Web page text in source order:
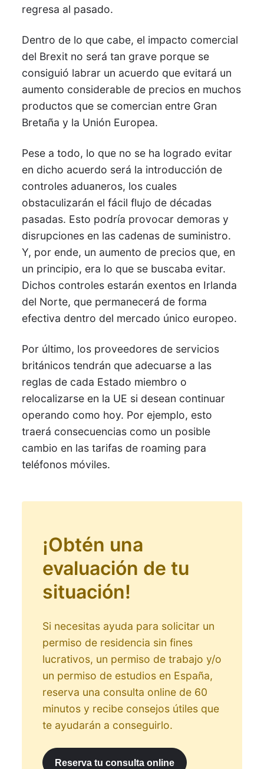
regresa al pasado.
Dentro de lo que cabe, el impacto comercial
del Brexit no será tan grave porque se
consiguió labrar un acuerdo que evitará un
aumento considerable de precios en muchos
productos que se comercian entre Gran
Bretaña y la Unión Europea.
Pese a todo, lo que no se ha logrado evitar
en dicho acuerdo será la introducción de
controles aduaneros, los cuales
obstaculizarán el fácil flujo de décadas
pasadas. Esto podría provocar demoras y
disrupciones en las cadenas de suministro.
Y, por ende, un aumento de precios que, en
un principio, era lo que se buscaba evitar.
Dichos controles estarán exentos en Irlanda
del Norte, que permanecerá de forma
efectiva dentro del mercado único europeo.
Por último, los proveedores de servicios
británicos tendrán que adecuarse a las
reglas de cada Estado miembro o
relocalizarse en la UE si desean continuar
operando como hoy. Por ejemplo, esto
traerá consecuencias como un posible
cambio en las tarifas de roaming para
teléfonos móviles.
¡Obtén una
evaluación de tu
situación!
Si necesitas ayuda para solicitar un
permiso de residencia sin fines
lucrativos, un permiso de trabajo y/o
un permiso de estudios en España,
reserva una consulta online de 60
minutos y recibe consejos útiles que
te ayudarán a conseguirlo.
Reserva tu consulta online